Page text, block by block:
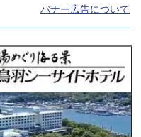
バナー広告について